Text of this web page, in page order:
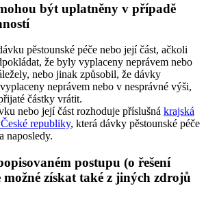
být uplatněny v případě
pěstounské péče nebo její část, ačkoli
že byly vyplaceny neprávem nebo
nebo jinak způsobil, že dávky
neprávem nebo v nesprávné výši,
částky vrátit.
nebo její část rozhoduje příslušná krajská
republiky, která dávky pěstounské péče
naposledy.
postupu (o řešení
možné získat také z jiných zdrojů